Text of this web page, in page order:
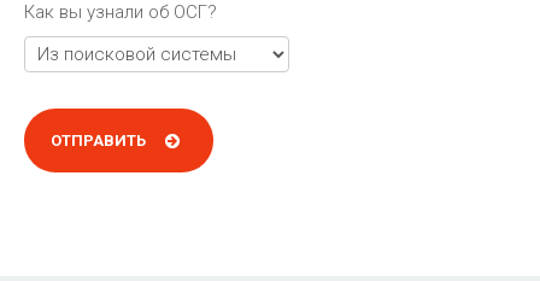
Как вы узнали об ОСГ?